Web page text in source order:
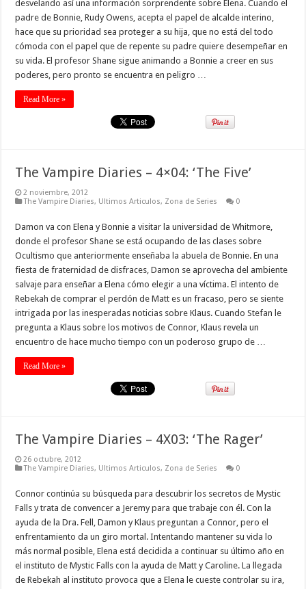
desvelando así una información sorprendente sobre Elena. Cuando el
padre de Bonnie, Rudy Owens, acepta el papel de alcalde interino,
hace que su prioridad sea proteger a su hija, que no está del todo
cómoda con el papel que de repente su padre quiere desempeñar en
su vida. El profesor Shane sigue animando a Bonnie a creer en sus
poderes, pero pronto se encuentra en peligro …
Read More »
The Vampire Diaries – 4×04: ‘The Five’
2 noviembre, 2012
The Vampire Diaries, Ultimos Articulos, Zona de Series 0
Damon va con Elena y Bonnie a visitar la universidad de Whitmore,
donde el profesor Shane se está ocupando de las clases sobre
Ocultismo que anteriormente enseñaba la abuela de Bonnie. En una
fiesta de fraternidad de disfraces, Damon se aprovecha del ambiente
salvaje para enseñar a Elena cómo elegir a una víctima. El intento de
Rebekah de comprar el perdón de Matt es un fracaso, pero se siente
intrigada por las inesperadas noticias sobre Klaus. Cuando Stefan le
pregunta a Klaus sobre los motivos de Connor, Klaus revela un
encuentro de hace mucho tiempo con un poderoso grupo de …
Read More »
The Vampire Diaries – 4X03: ‘The Rager’
26 octubre, 2012
The Vampire Diaries, Ultimos Articulos, Zona de Series 0
Connor continúa su búsqueda para descubrir los secretos de Mystic
Falls y trata de convencer a Jeremy para que trabaje con él. Con la
ayuda de la Dra. Fell, Damon y Klaus preguntan a Connor, pero el
enfrentamiento da un giro mortal. Intentando mantener su vida lo
más normal posible, Elena está decidida a continuar su último año en
el instituto de Mystic Falls con la ayuda de Matt y Caroline. La llegada
de Rebekah al instituto provoca que a Elena le cueste controlar su ira,